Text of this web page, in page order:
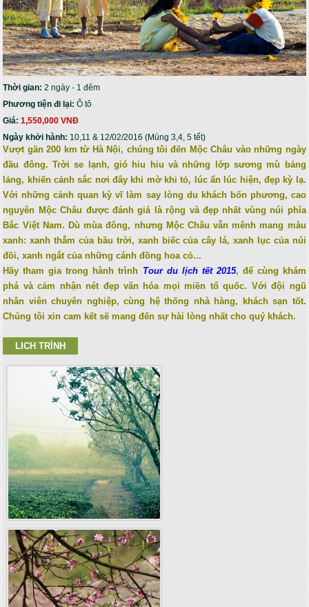
Thời gian:2 ngày - 1 đêm
Phương tiện đi lại:Ô tô
Giá:1,550,000 VNĐ
Ngày khởi hành: 10,11 & 12/02/2016 (Mùng 3,4, 5 tết)
Vượt gần 200 km từ Hà Nội, chúng tôi đến Mộc Châu vào những ngày
đầu đông. Trời se lạnh, gió hiu hiu và những lớp sương mù bảng
lảng, khiến cảnh sắc nơi đây khi mờ khi tỏ, lúc ẩn lúc hiện, đẹp kỳ lạ.
Với những cảnh quan kỳ vĩ làm say lòng du khách bốn phương, cao
nguyên Mộc Châu được đánh giá là rộng và đẹp nhất vùng núi phía
Bắc Việt Nam. Dù mùa đông, nhưng Mộc Châu vẫn mênh mang màu
xanh: xanh thẳm của bầu trời, xanh biếc của cây lá, xanh lục của núi
đồi, xanh ngắt của những cánh đồng hoa cỏ...
Hãy tham gia trong hành trình Tour du lịch tết 2015, để cùng khám
phá và cảm nhận nét đẹp văn hóa mọi miền tổ quốc. Với đội ngũ
nhân viên chuyên nghiệp, cùng hệ thống nhà hàng, khách sạn tốt.
Chúng tôi xin cam kết sẽ mang đến sự hài lòng nhất cho quý khách.
LICH TRÌNH